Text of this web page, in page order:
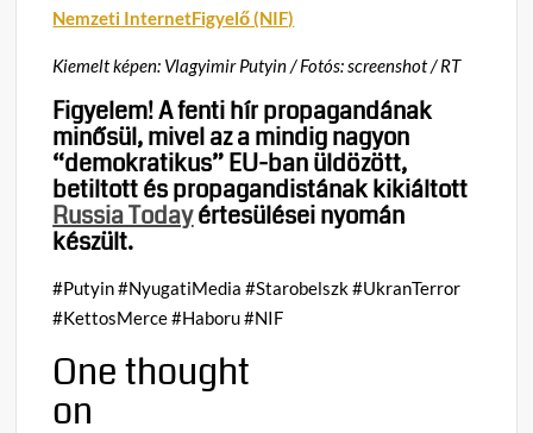
Nemzeti InternetFigyelő (NIF)
Kiemelt képen: Vlagyimir Putyin / Fotós: screenshot / RT
Figyelem! A fenti hír propagandának
minősül, mivel az a mindig nagyon
“demokratikus” EU-ban üldözött,
betiltott és propagandistának kikiáltott
Russia Todayértesülései nyomán
készült.
#Putyin #NyugatiMedia #Starobelszk #UkranTerror
#KettosMerce #Haboru #NIF
One thought
on